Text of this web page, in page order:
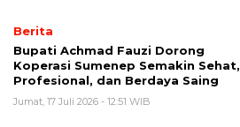
Berita
Bupati Achmad Fauzi Dorong
Koperasi Sumenep Semakin Sehat,
Profesional, dan Berdaya Saing
Jumat, 17 Juli 2026 - 12:51 WIB